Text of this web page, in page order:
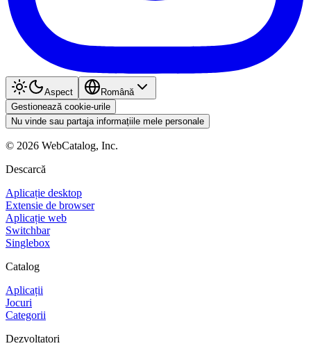
Aspect
Română
Gestionează cookie-urile
Nu vinde sau partaja informațiile mele personale
© 2026 WebCatalog, Inc.
Descarcă
Aplicație desktop
Extensie de browser
Aplicație web
Switchbar
Singlebox
Catalog
Aplicații
Jocuri
Categorii
Dezvoltatori